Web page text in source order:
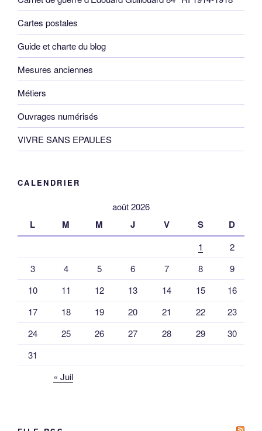
Cartes postales
Guide et charte du blog
Mesures anciennes
Métiers
Ouvrages numérisés
VIVRE SANS EPAULES
CALENDRIER
août 2026
L M M J V S D
1
2
3
4 5 6 7 8
9
10
11 12 13 14 15
16
17
18 19 20 21 22
23
24
25 26 27 28 29
30
31
« Juil